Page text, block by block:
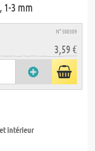
3 mm
N° 500309
3,59 €
intérieur